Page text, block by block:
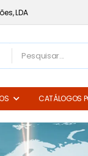
LDA
CATÁLOGOS